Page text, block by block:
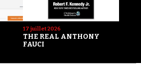
17 juillet 2026
THE REAL ANTHONY
FAUCI